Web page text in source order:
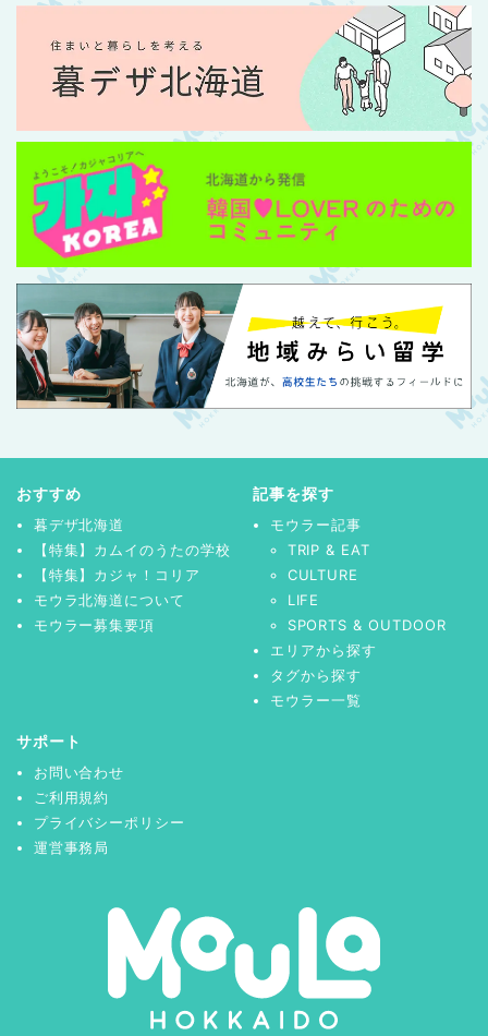
おすすめ
暮デザ北海道
【特集】カムイのうたの学校
【特集】カジャ！コリア
モウラ北海道について
モウラー募集要項
記事を探す
モウラー記事
TRIP & EAT
CULTURE
LIFE
SPORTS & OUTDOOR
エリアから探す
タグから探す
モウラー一覧
サポート
お問い合わせ
ご利用規約
プライバシーポリシー
運営事務局